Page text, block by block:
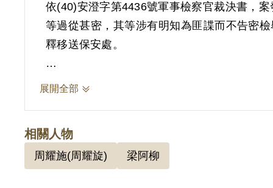
依(40)安澄字第4436號軍事檢察官裁決書，
等過從甚密，其等涉有明知為匪諜而不告密
釋移送保安處。
依臺灣桃園地方法院（90）賠字第27號決定書
展開全部
相關人物
周耀施(周耀旋) 梁阿柳